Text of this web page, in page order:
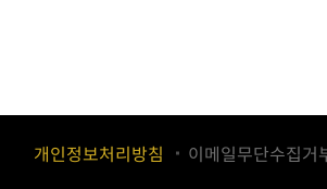
개인정보처리방침 이메일무단수집거